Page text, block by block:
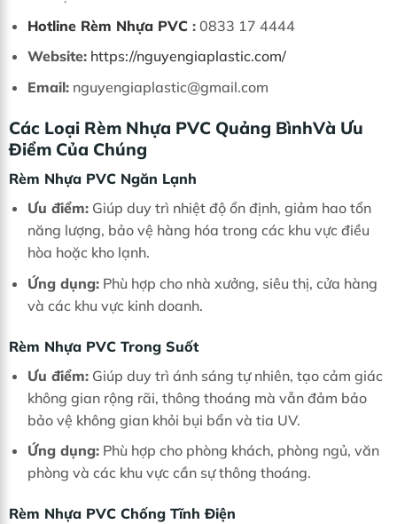
Hotline Rèm Nhựa PVC :0833 17 4444
Website: https://nguyengiaplastic.com/
Email:nguyengiaplastic@gmail.com
Các Loại Rèm Nhựa PVC Quảng BìnhVà Ưu
Điểm Của Chúng
Rèm Nhựa PVC Ngăn Lạnh
Ưu điểm:Giúp duy trì nhiệt độ ổn định, giảm hao tổn
năng lượng, bảo vệ hàng hóa trong các khu vực điều
hòa hoặc kho lạnh.
Ứng dụng:Phù hợp cho nhà xưởng, siêu thị, cửa hàng
và các khu vực kinh doanh.
Rèm Nhựa PVC Trong Suốt
Ưu điểm:Giúp duy trì ánh sáng tự nhiên, tạo cảm giác
không gian rộng rãi, thông thoáng mà vẫn đảm bảo
bảo vệ không gian khỏi bụi bẩn và tia UV.
Ứng dụng:Phù hợp cho phòng khách, phòng ngủ, văn
phòng và các khu vực cần sự thông thoáng.
Rèm Nhựa PVC Chống Tĩnh Điện